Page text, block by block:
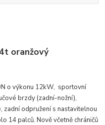
oranžový
o výkonu 12kW, sportovní
brzdy (zadní-nožní),
odpružení s nastavitelnou
14 palců. Nově včetně chráničů